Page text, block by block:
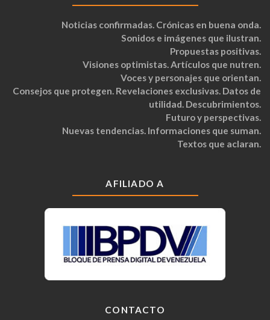
Noticias confirmadas. Crónicas en buena onda.
Sonidos e imágenes que ilustran.
Propuestas positivas.
Visiones optimistas. Artículos que nutren.
Voces y personajes que orientan.
Consejos que protegen. Revelaciones exclusivas. Datos de
utilidad. Descubrimientos.
Futuro y perspectivas.
Nuevas tendencias. Informaciones que suman.
Textos que aclaran.
AFILIADO A
CONTACTO